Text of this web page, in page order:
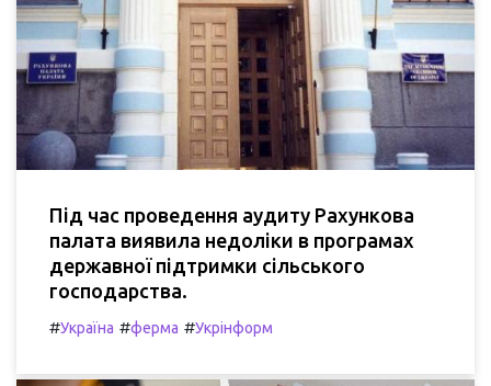
Під час проведення аудиту Рахункова
палата виявила недоліки в програмах
державної підтримки сільського
господарства.
#Україна #ферма #Укрінформ